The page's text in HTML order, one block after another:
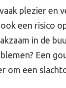
plezier en
een risico
in de
Een
om een